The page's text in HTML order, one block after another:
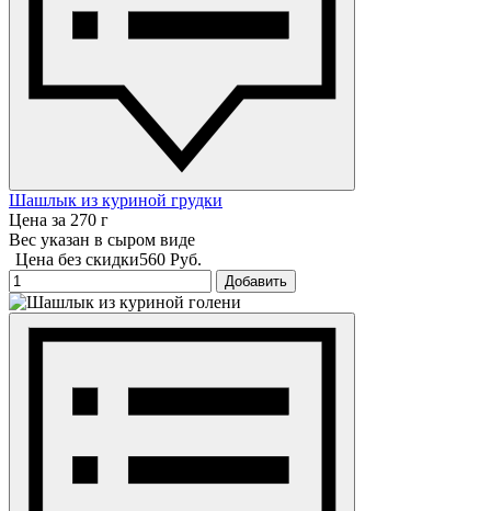
Шашлык из куриной грудки
Цена за 270 г
Вес указан в сыром виде
Цена без скидки560 Руб.
Добавить